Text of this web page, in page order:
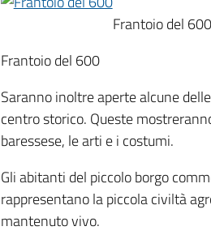
Frantoio del 600
Frantoio del 600
Saranno inoltre aperte alcune
centro storico. Queste
baressese, le arti e i costumi.
Gli abitanti del piccolo borgo
rappresentano la piccola civiltà
mantenuto vivo.